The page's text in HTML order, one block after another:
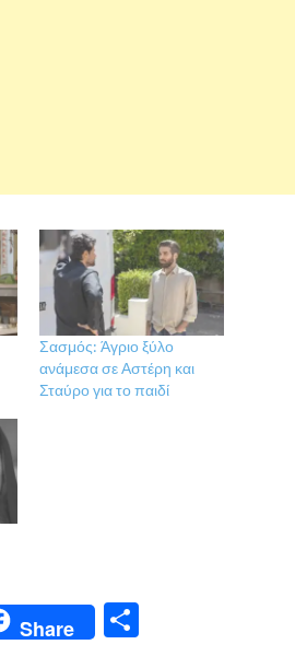
Σασμός: Άγριο ξύλο
ανάμεσα σε Αστέρη και
Σταύρο για το παιδί
Share